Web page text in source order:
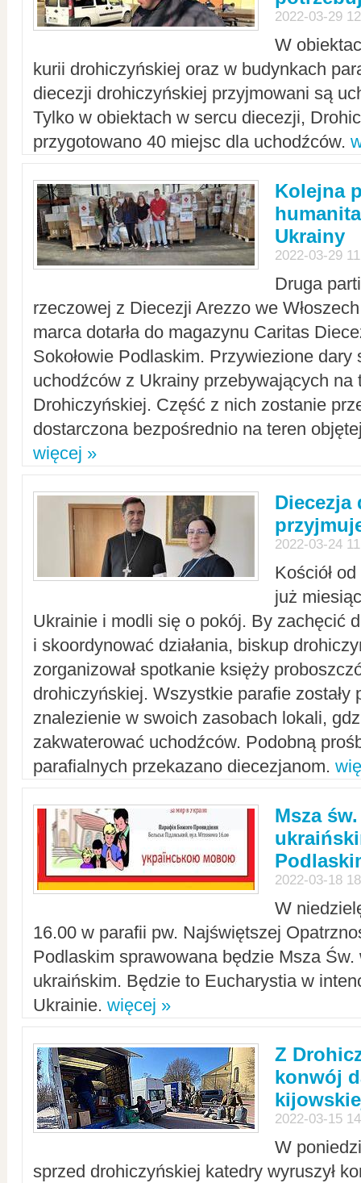
2022-03-29
W
kurii drohiczyńskiej oraz w budynkach
diecezji drohiczyńskiej przyjmowani są
Tylko w obiektach w sercu diecezji,
przygotowano 40 miejsc dla uchodźców.
Kolejna
Ukrainy
2022-03-29
Druga
rzeczowej z Diecezji Arezzo we
marca dotarła do magazynu Caritas
Sokołowie Podlaskim. Przywiezione dary
uchodźców z Ukrainy przebywających na
Drohiczyńskiej. Część z nich zostanie
dostarczona bezpośrednio na teren
więcej »
Diecezja
2022-03-24
Kościół
już
Ukrainie i modli się o pokój. By zachęcić
i skoordynować działania, biskup
zorganizował spotkanie księży
drohiczyńskiej. Wszystkie parafie zostały
znalezienie w swoich zasobach lokali,
zakwaterować uchodźców. Podobną
parafialnych przekazano diecezjanom.
Msza
2022-03-18
W
16.00 w parafii pw. Najświętszej
Podlaskim sprawowana będzie Msza Św.
ukraińskim. Będzie to Eucharystia w
Ukrainie. więcej »
Z
konwój
2022-03-15
W
sprzed drohiczyńskiej katedry wyruszył